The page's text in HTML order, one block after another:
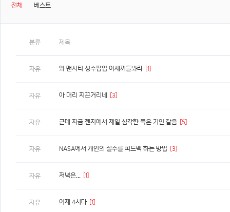
전체 베스트
분류 제목
자유 와 맨시티 성수팝업 이새끼들봐라 [1]
자유 아 머리 지끈거리네 [3]
자유 근데 지금 젠지에서 제일 심각한 쪽은 기인 같음 [5]
자유 NASA에서 개인의 실수를 피드백 하는 방법 [3]
자유 저녁은... [1]
자유 이제 4시다 [1]